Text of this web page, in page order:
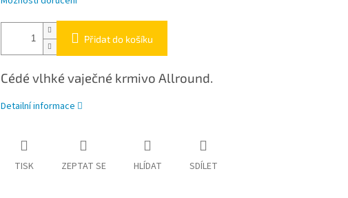
Přidat do košíku
Cédé vlhké vaječné krmivo Allround.
Detailní informace
TISK ZEPTAT SE HLÍDAT SDÍLET